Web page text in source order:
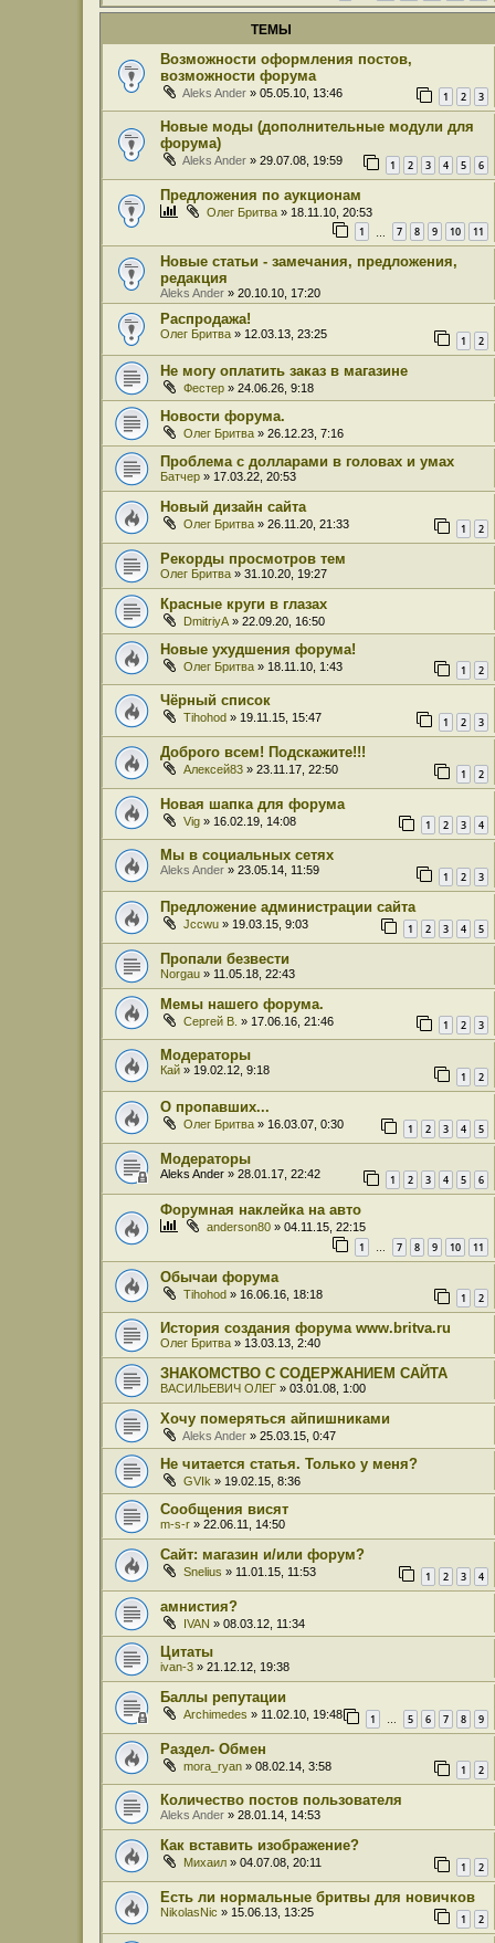
ТЕМЫ
Возможности оформления постов,
возможности форума
Aleks Ander » 05.05.10, 13:46 1 2 3
Новые моды (дополнительные модули для
форума)
Aleks Ander » 29.07.08, 19:59 1 2 3 4 5 6
Предложения по аукционам
Олег Бритва » 18.11.10, 20:53
1 7 8 9 10 11
Новые статьи - замечания, предложения,
редакция
Aleks Ander » 20.10.10, 17:20
Распродажа!
Олег Бритва » 12.03.13, 23:25 1 2
Не могу оплатить заказ в магазине
Фестер » 24.06.26, 9:18
Новости форума.
Олег Бритва » 26.12.23, 7:16
Проблема с долларами в головах и умах
Батчер » 17.03.22, 20:53
Новый дизайн сайта
Олег Бритва » 26.11.20, 21:33 1 2
Рекорды просмотров тем
Олег Бритва » 31.10.20, 19:27
Красные круги в глазах
DmitriyA » 22.09.20, 16:50
Новые ухудшения форума!
Олег Бритва » 18.11.10, 1:43 1 2
Чёрный список
Tihohod » 19.11.15, 15:47 1 2 3
Доброго всем! Подскажите!!!
Алексей83 » 23.11.17, 22:50 1 2
Новая шапка для форума
Vig » 16.02.19, 14:08 1 2 3 4
Мы в социальных сетях
Aleks Ander » 23.05.14, 11:59 1 2 3
Предложение администрации сайта
Jccwu » 19.03.15, 9:03 1 2 3 4 5
Пропали безвести
Norgau » 11.05.18, 22:43
Мемы нашего форума.
Сергей В. » 17.06.16, 21:46 1 2 3
Модераторы
Кай » 19.02.12, 9:18 1 2
О пропавших...
Олег Бритва » 16.03.07, 0:30 1 2 3 4 5
Модераторы
Aleks Ander » 28.01.17, 22:42 1 2 3 4 5 6
Форумная наклейка на авто
anderson80 » 04.11.15, 22:15
1 … 7 8 9 10 11
Обычаи форума
Tihohod » 16.06.16, 18:18 1 2
История создания форума www.britva.ru
Олег Бритва » 13.03.13, 2:40
ЗНАКОМСТВО С СОДЕРЖАНИЕМ САЙТА
ВАСИЛЬЕВИЧ ОЛЕГ » 03.01.08, 1:00
Хочу померяться айпишниками
Aleks Ander » 25.03.15, 0:47
Не читается статья. Только у меня?
GVIk » 19.02.15, 8:36
Сообщения висят
m-s-r » 22.06.11, 14:50
Сайт: магазин и/или форум?
Snelius » 11.01.15, 11:53 1 2 3 4
амнистия?
IVAN » 08.03.12, 11:34
Цитаты
ivan-3 » 21.12.12, 19:38
Баллы репутации
Archimedes » 11.02.10, 19:48 1 … 5 6 7 8 9
Раздел- Обмен
mora_ryan » 08.02.14, 3:58 1 2
Количество постов пользователя
Aleks Ander » 28.01.14, 14:53
Как вставить изображение?
Михаил » 04.07.08, 20:11 1 2
Есть ли нормальные бритвы для новичков
NikolasNic » 15.06.13, 13:25 1 2